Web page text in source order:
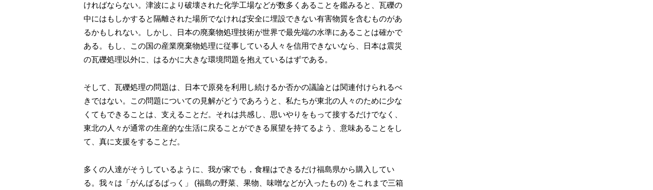
ければならない。津波により破壊された化学工場などが数多くあることを鑑みると、瓦礫の
中にはもしかすると隔離された場所でなければ安全に埋設できない有害物質を含むものがあ
るかもしれない。しかし、日本の廃棄物処理技術が世界で最先端の水準にあることは確かで
ある。もし、この国の産業廃棄物処理に従事している人々を信用できないなら、日本は震災
の瓦礫処理以外に、はるかに大きな環境問題を抱えているはずである。
そして、瓦礫処理の問題は、日本で原発を利用し続けるか否かの議論とは関連付けられるべ
きではない。この問題についての見解がどうであろうと、私たちが東北の人々のために少な
くてもできることは、支えることだ。それは共感し、思いやりをもって接するだけでなく、
東北の人々が通常の生産的な生活に戻ることができる展望を持てるよう、意味あることをし
て、真に支援をすることだ。
多くの人達がそうしているように、我が家でも，食糧はできるだけ福島県から購入してい
る。我々は「がんばるぱっく」 (福島の野菜、果物、味噌などが入ったもの) をこれまで三箱